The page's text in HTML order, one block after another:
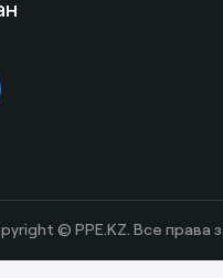
© PPE.KZ. Все права